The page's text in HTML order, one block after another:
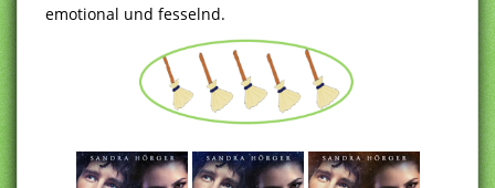
emotional und fesselnd.